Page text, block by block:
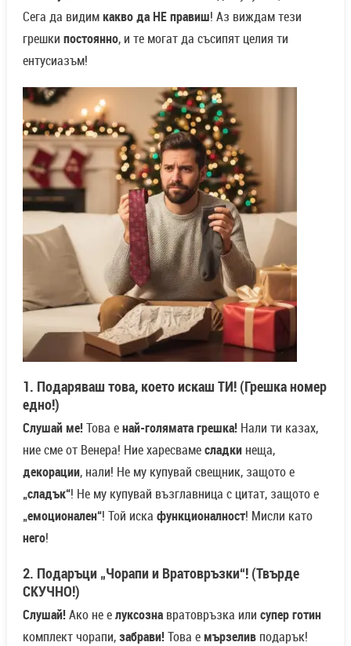
Сега да видимкакво да НЕ правиш! Аз виждам тези
грешки постоянно, и те могат да съсипят целия ти
ентусиазъм!
1. Подаряваш това, което искаш ТИ! (Грешка номер
едно!)
Слушай ме! Това енай-голямата грешка! Нали ти казах,
ние сме от Венера! Ние харесвамесладкинеща,
декорации, нали! Не му купувай свещник, защото е
„сладък“! Не му купувай възглавница с цитат, защото е
„емоционален“! Той иска функционалност! Мисли като
него!
2. Подаръци „Чорапи и Вратовръзки“! (Твърде
СКУЧНО!)
Слушай! Ако не елуксознавратовръзка или супер готин
комплект чорапи,забрави! Това емързеливподарък!